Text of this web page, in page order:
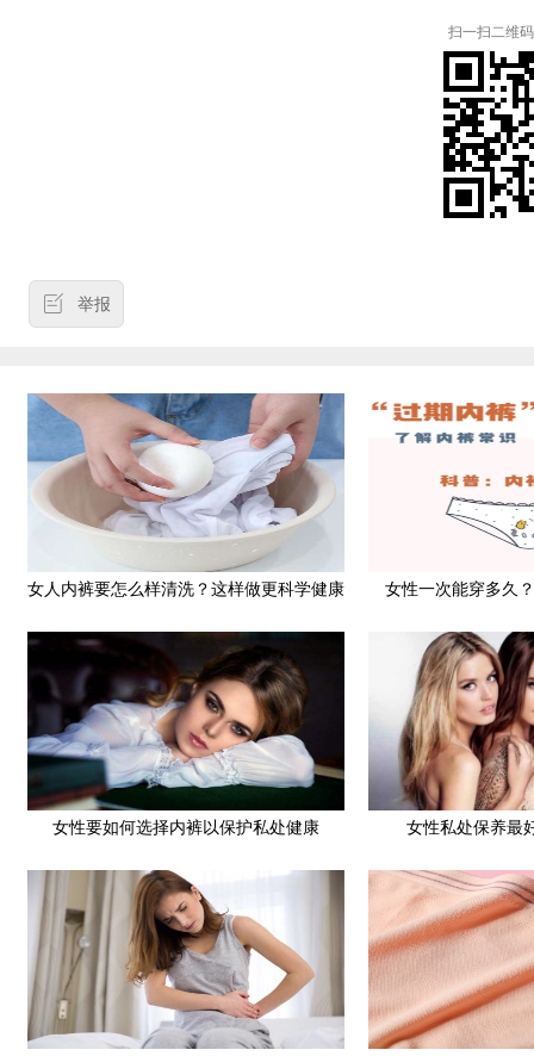
扫一扫二维
举报
女人内裤要怎么样清洗？这样做更科学健康 女性一次能穿多久
女性要如何选择内裤以保护私处健康 女性私处保养最